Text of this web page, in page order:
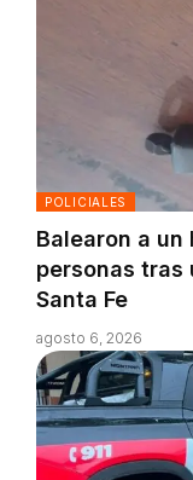
POLICIALES
Balearon a
personas tras
Santa Fe
agosto 6, 2026